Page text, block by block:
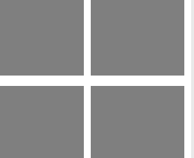
Ucapan Terima
24 Contoh Laporan